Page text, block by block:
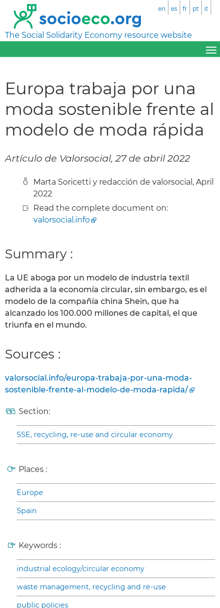
The Social Solidarity Economy resource website
en es fr pt it
Europa trabaja por una
moda sostenible frente al
modelo de moda rápida
Artículo de Valorsocial, 27 de abril 2022
Marta Soricetti y redacción de valorsocial, April
2022
Read the complete document on:
valorsocial.info
Summary :
La UE aboga por un modelo de industria textil
adherida a la economía circular, sin embargo, es el
modelo de la compañía china Shein, que ha
alcanzado los 100.000 millones de capital, el que
triunfa en el mundo.
Sources :
valorsocial.info/europa-trabaja-por-una-moda-
sostenible-frente-al-modelo-de-moda-rapida/
Section:
SSE, recycling, re-use and circular economy
Places :
Europe
Spain
Keywords :
industrial ecology/circular economy
waste management, recycling and re-use
public policies